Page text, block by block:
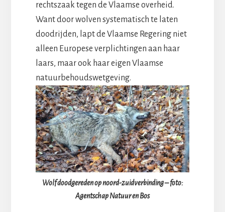
rechtszaak tegen de Vlaamse overheid.
Want door wolven systematisch te laten
doodrijden, lapt de Vlaamse Regering niet
alleen Europese verplichtingen aan haar
laars, maar ook haar eigen Vlaamse
natuurbehoudswetgeving.
Wolf doodgereden op noord-zuidverbinding – foto:
Agentschap Natuur en Bos